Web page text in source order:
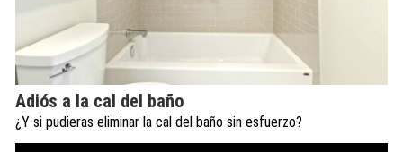
Adiós a la cal del baño
¿Y si pudieras eliminar la cal del baño sin esfuerzo?